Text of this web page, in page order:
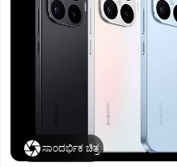
ಸಾಂದರ್ಭಿಕ ಚಿತ್ರ